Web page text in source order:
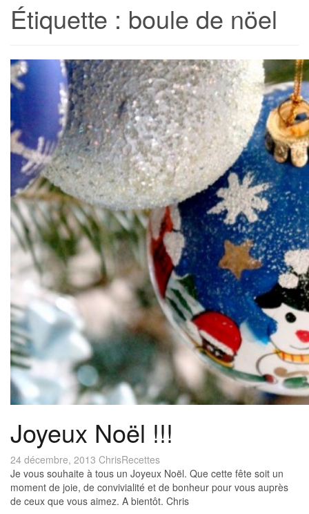
Étiquette : boule de nöel
Joyeux Noël !!!
24 décembre, 2013 ChrisRecettes
Je vous souhaite à tous un Joyeux Noël. Que cette fête soit un
moment de joie, de convivialité et de bonheur pour vous auprès
de ceux que vous aimez. A bientôt. Chris